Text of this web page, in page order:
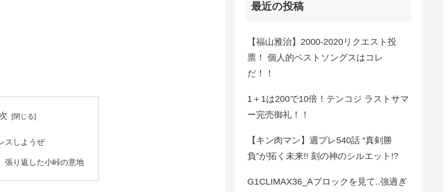
スしようぜ
張り返した小峠の意地
最近の投稿
【福山雅治】2000-2020リクエスト投
票！ 個人的ベストソングスはコレ
だ！！
1＋1は200で10倍！テンコジ ラストサマ
ー完売御礼！！
【キン肉マン】週プレ540話 “真剣勝
負”が拓く未来!! 刻の神のシルエット!?
G1CLIMAX36_Aブロックを見て..強過ぎ